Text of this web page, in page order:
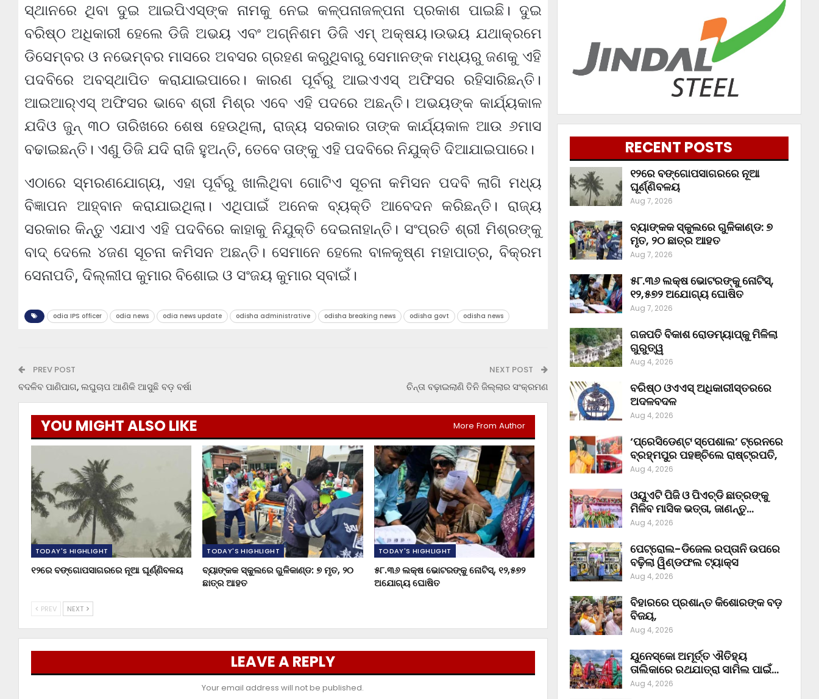
ସ୍ଥାନରେ ଥିବା ଦୁଇ ଆଇପିଏସ୍‌ଙ୍କ ନାମକୁ ନେଇ କଳ୍ପନାଜଳ୍ପନା ପ୍ରକାଶ ପାଇଛି। ଦୁଇ
ବରିଷ୍ଠ ଅଧିକାରୀ ହେଲେ ଡିଜି ଅଭୟ ଏବଂ ଅଗ୍ନିଶମ ଡିଜି ଏମ୍‌ ଅକ୍ଷୟ।ଉଭୟ ଯଥାକ୍ରମେ
ଡିସେମ୍ବର ଓ ନଭେମ୍ବର ମାସରେ ଅବସର ଗ୍ରହଣ କରୁଥିବାରୁ ସେମାନଙ୍କ ମଧ୍ୟରୁ ଜଣକୁ ଏହି
ପଦବିରେ ଅବସ୍ଥାପିତ କରାଯାଇପାରେ। କାରଣ ପୂର୍ବରୁ ଆଇଏଏସ୍ ଅଫିସର ରହିସାରିଛନ୍ତି।
ଆଇଆର୍‌ଏସ୍ ଅଫିସର ଭାବେ ଶ୍ରୀ ମିଶ୍ର ଏବେ ଏହି ପଦରେ ଅଛନ୍ତି। ଅଭୟଙ୍କ କାର୍ଯ୍ୟକାଳ
ଯଦିଓ ଜୁନ୍ ୩୦ ତାରିଖରେ ଶେଷ ହେଉଥିଲା, ରାଜ୍ୟ ସରକାର ତାଙ୍କ କାର୍ଯ୍ୟକାଳ ଆଉ ୬ମାସ
ବଢାଇଛନ୍ତି। ଏଣୁ ଡିଜି ଯଦି ରାଜି ହୁଅନ୍ତି, ତେବେ ତାଙ୍କୁ ଏହି ପଦବିରେ ନିଯୁକ୍ତି ଦିଆଯାଇପାରେ।
ଏଠାରେ ସ୍ମରଣଯୋଗ୍ୟ, ଏହା ପୂର୍ବରୁ ଖାଲିଥିବା ଗୋଟିଏ ସୂଚନା କମିସନ ପଦବି ଲାଗି ମଧ୍ୟ
ବିଜ୍ଞାପନ ଆହ୍ବାନ କରାଯାଇଥିଲା। ଏଥିପାଇଁ ଅନେକ ବ୍ୟକ୍ତି ଆବେଦନ କରିଛନ୍ତି। ରାଜ୍ୟ
ସରକାର କିନ୍ତୁ ଏଯାଏ ଏହି ପଦବିରେ କାହାକୁ ନିଯୁକ୍ତି ଦେଇନାହାନ୍ତି। ସଂପ୍ରତି ଶ୍ରୀ ମିଶ୍ରଙ୍କୁ
ବାଦ୍ ଦେଲେ ୪ଜଣ ସୂଚନା କମିସନ ଅଛନ୍ତି। ସେମାନେ ହେଲେ ବାଳକୃଷ୍ଣ ମହାପାତ୍ର, ବିକ୍ରମ
ସେନାପତି, ଦିଲ୍ଲୀପ କୁମାର ବିଶୋଇ ଓ ସଂଜୟ କୁମାର ସ୍ବାଇଁ।
odia IPS officer odia news odia news update odisha administrative odisha breaking news odisha govt odisha news
PREV POST
ବଦଳିବ ପାଣିପାଗ, ଲଘୁଚାପ ଆଣିକି ଆସୁଛି ବଡ଼ ବର୍ଷା
NEXT POST
ଚିନ୍ତା ବଢ଼ାଇଲାଣି ତିନି ଜିଲ୍ଲାର ସଂକ୍ରମଣ
YOU MIGHT ALSO LIKE More From Author
TODAY'S HIGHLIGHT
୧୨ରେ ବଙ୍ଗୋପସାଗରରେ ନୂଆ ଘୂର୍ଣ୍ଣିବଳୟ
TODAY'S HIGHLIGHT
ବ୍ୟାଙ୍କକ ସ୍କୁଲରେ ଗୁଳିକାଣ୍ଡ: ୭ ମୃତ, ୨୦
ଛାତ୍ର ଆହତ
TODAY'S HIGHLIGHT
୫୮.୩୬ ଲକ୍ଷ ଭୋଟରଙ୍କୁ ନୋଟିସ୍‌, ୧୨,୫୭୨
ଅଯୋଗ୍ୟ ଘୋଷିତ
PREV NEXT
LEAVE A REPLY
Your email address will not be published.
RECENT POSTS
୧୨ରେ ବଙ୍ଗୋପସାଗରରେ ନୂଆ
ଘୂର୍ଣ୍ଣିବଳୟ
Aug 7, 2026
ବ୍ୟାଙ୍କକ ସ୍କୁଲରେ ଗୁଳିକାଣ୍ଡ: ୭
ମୃତ, ୨୦ ଛାତ୍ର ଆହତ
Aug 7, 2026
୫୮.୩୬ ଲକ୍ଷ ଭୋଟରଙ୍କୁ ନୋଟିସ୍‌,
୧୨,୫୭୨ ଅଯୋଗ୍ୟ ଘୋଷିତ
Aug 7, 2026
ଗଜପତି ବିକାଶ ରୋଡମ୍ୟାପ୍‌କୁ ମିଳିଲା
ଗୁରୁତ୍ୱ
Aug 4, 2026
ବରିଷ୍ଠ ଓଏଏସ୍‌ ଅଧିକାରୀସ୍ତରରେ
ଅଦଳବଦଳ
Aug 4, 2026
‘ପ୍ରେସିଡେଣ୍ଟ ସ୍ପେଶାଲ’ ଟ୍ରେନରେ
ବ୍ରହ୍ମପୁର ପହଞ୍ଚିଲେ ରାଷ୍ଟ୍ରପତି,
Aug 4, 2026
ଓୟୁଏଟି ପିଜି ଓ ପିଏଚ୍‌ଡି ଛାତ୍ରଙ୍କୁ
ମିଳିବ ମାସିକ ଭତ୍ତା, ଜାଣନ୍ତୁ…
Aug 4, 2026
ପେଟ୍ରୋଲ-ଡିଜେଲ ରପ୍ତାନି ଉପରେ
ବଢ଼ିଲା ୱିଣ୍ଡଫଲ ଟ୍ୟାକ୍ସ
Aug 4, 2026
ବିହାରରେ ପ୍ରଶାନ୍ତ କିଶୋରଙ୍କ ବଡ଼
ବିଜୟ,
Aug 4, 2026
ୟୁନେସ୍କୋ ଅମୂର୍ତ୍ତ ଐତିହ୍ୟ
ତାଲିକାରେ ରଥଯାତ୍ରା ସାମିଲ ପାଇଁ…
Aug 4, 2026